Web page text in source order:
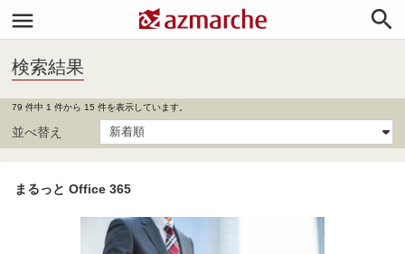


検索結果
79 件中 1 件から 15 件を表示しています。
並べ替え
まるっと Office 365